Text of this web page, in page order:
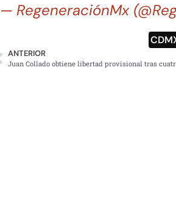
— RegeneraciónMx
ANTERIOR